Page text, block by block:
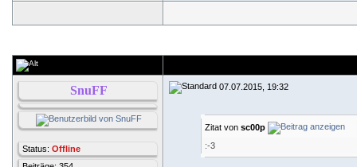
SnuFF
Status: Offline
07.07.2015, 19:32
Zitat von sc00p
:-3